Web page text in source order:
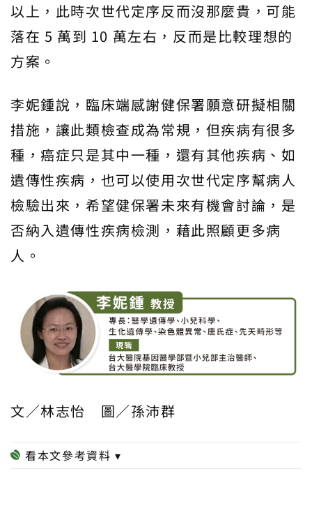
以上，此時次世代定序反而沒那麼貴，可能
落在 5 萬到 10 萬左右，反而是比較理想的
方案。
李妮鍾說，臨床端感謝健保署願意研擬相關
措施，讓此類檢查成為常規，但疾病有很多
種，癌症只是其中一種，還有其他疾病、如
遺傳性疾病，也可以使用次世代定序幫病人
檢驗出來，希望健保署未來有機會討論，是
否納入遺傳性疾病檢測，藉此照顧更多病
人。
文／林志怡 圖／孫沛群